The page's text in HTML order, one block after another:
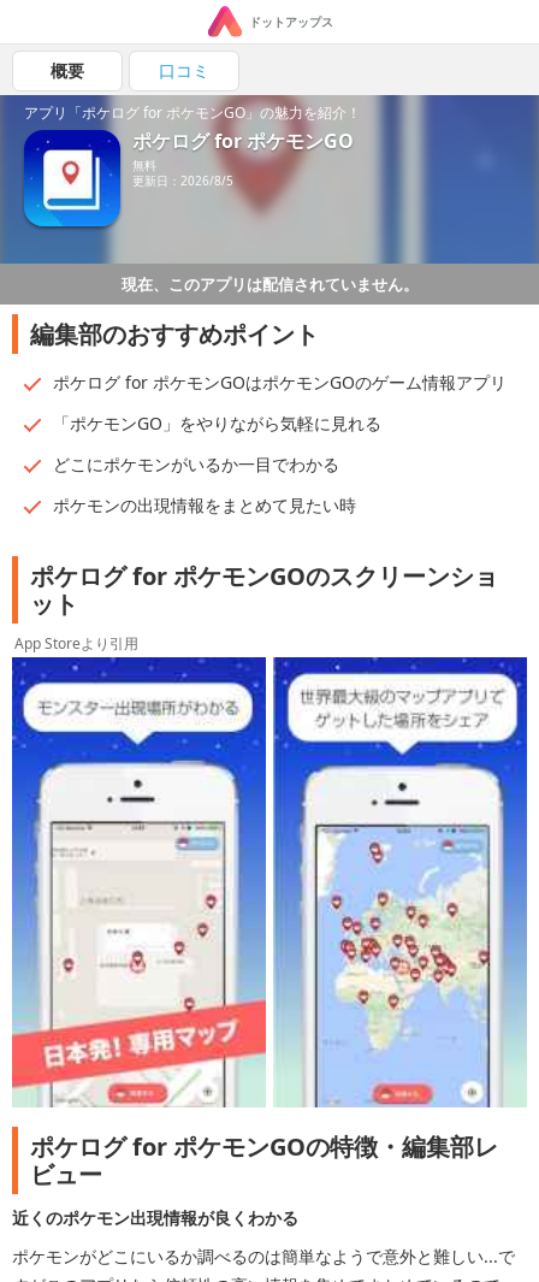
ドットアップス
概要 口コミ
アプリ「ポケログ for ポケモンGO」の魅力を紹介！
ポケログ for ポケモンGO
無料
更新日：2026/8/5
現在、このアプリは配信されていません。
編集部のおすすめポイント
ポケログ for ポケモンGOはポケモンGOのゲーム情報アプリ
「ポケモンGO」をやりながら気軽に見れる
どこにポケモンがいるか一目でわかる
ポケモンの出現情報をまとめて見たい時
ポケログ for ポケモンGOのスクリーンショ
ット
App Storeより引用
ポケログ for ポケモンGOの特徴・編集部レ
ビュー
近くのポケモン出現情報が良くわかる
ポケモンがどこにいるか調べるのは簡単なようで意外と難しい...で